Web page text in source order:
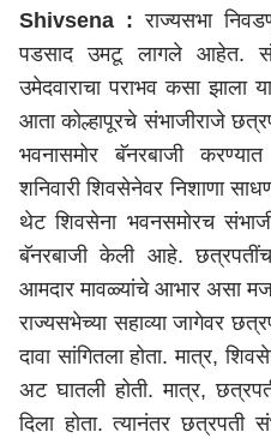
Shivsena : राज्यसभा
पडसाद उमटू लागले आहेत.
उमेदवाराचा पराभव कसा झाला
आता कोल्हापूरचे संभाजीराजे
भवनासमोर बॅनरबाजी
शनिवारी शिवसेनेवर निशाणा
थेट शिवसेना भवनसमोरच
बॅनरबाजी केली आहे.
आमदार मावळ्यांचे आभार असा
राज्यसभेच्या सहाव्या जागेवर
दावा सांगितला होता. मात्र,
अट घातली होती. मात्र,
दिला होता. त्यानंतर छत्रपती